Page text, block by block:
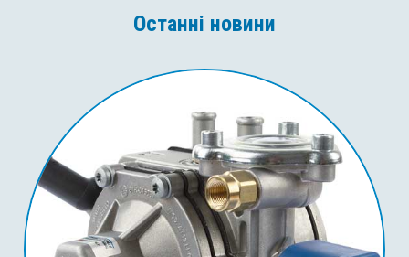
Останні новини